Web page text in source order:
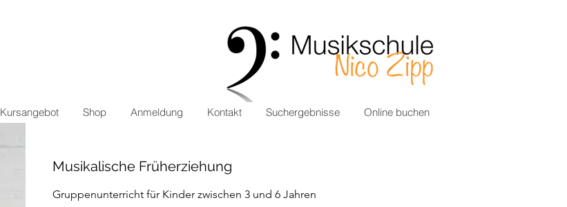
Kursangebot Shop Anmeldung Kontakt Suchergebnisse Online buchen
Musikalische Früherziehung
Gruppenunterricht für Kinder zwischen 3 und 6 Jahren